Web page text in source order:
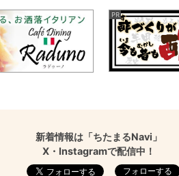
新着情報は「ちたまるNavi」
X・Instagramで配信中！
フォローする